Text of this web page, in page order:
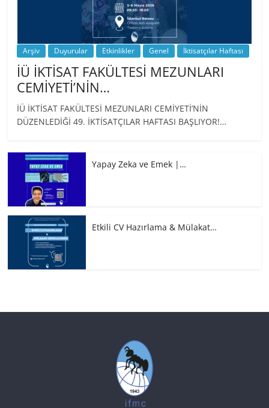
Arşiv Duyurular Etkinlikler Genel İktisatçılar Haftası
İÜ İKTİSAT FAKÜLTESİ MEZUNLARI
CEMİYETİ’NİN…
İÜ İKTİSAT FAKÜLTESİ MEZUNLARI CEMİYETİ’NİN
DÜZENLEDİĞİ 49. İKTİSATÇILAR HAFTASI BAŞLIYOR!…
Yapay Zeka ve Emek |…
Etkili CV Hazırlama & Mülakat…